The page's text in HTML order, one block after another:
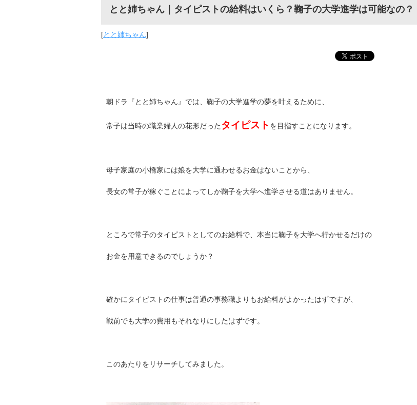
とと姉ちゃん｜タイピストの給料はいくら？鞠子の大学進学は可能なの？
[とと姉ちゃん]
朝ドラ『とと姉ちゃん』では、鞠子の大学進学の夢を叶えるために、
常子は当時の職業婦人の花形だった タイピスト を目指すことになります。
母子家庭の小橋家には娘を大学に通わせるお金はないことから、
長女の常子が稼ぐことによってしか鞠子を大学へ進学させる道はありません。
ところで常子のタイピストとしてのお給料で、本当に鞠子を大学へ行かせるだけの
お金を用意できるのでしょうか？
確かにタイピストの仕事は普通の事務職よりもお給料がよかったはずですが、
戦前でも大学の費用もそれなりにしたはずです。
このあたりをリサーチしてみました。